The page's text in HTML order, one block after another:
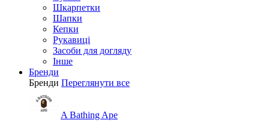
Шкарпетки
Шапки
Кепки
Рукавиці
Засоби для догляду
Інше
Бренди
Бренди Переглянути все
A Bathing Ape